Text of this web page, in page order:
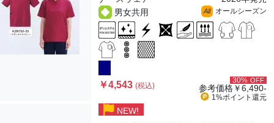
男女共用
All オールシーズン
￥4,543(税込)
30% OFF
参考価格￥6,490-
1%ポイント 還元
NEW!